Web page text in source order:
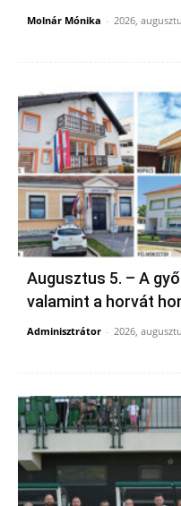
Molnár Mónika - 2026,
Augusztus 5. – A
valamint a horvát
Adminisztrátor - 2026,